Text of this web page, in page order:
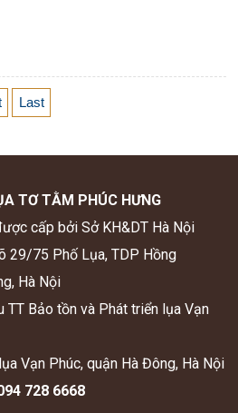
Last
TƠ TẰM PHÚC HƯNG
cấp bởi Sở KH&DT Hà Nội
29/75 Phố Lụa, TDP Hồng
Hà Nội
TT Bảo tồn và Phát triển lụa Vạn
Vạn Phúc, quận Hà Đông, Hà Nội
728 6668